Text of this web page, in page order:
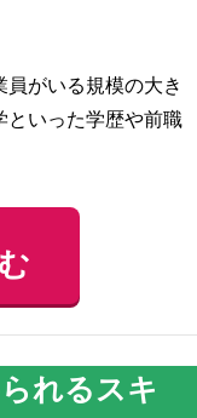
がいる規模の大き
といった学歴や前職
れるスキ